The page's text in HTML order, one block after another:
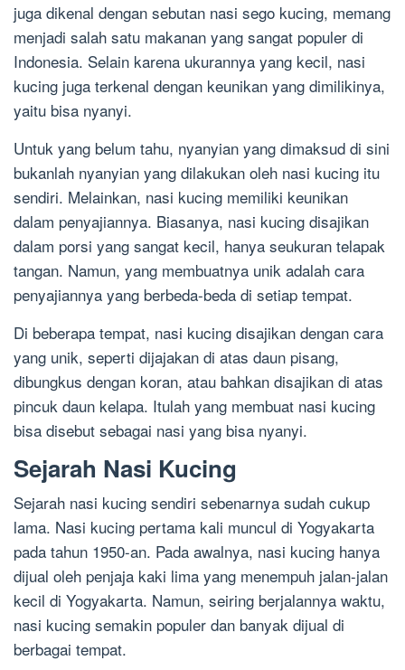
juga dikenal dengan sebutan nasi sego kucing, memang
menjadi salah satu makanan yang sangat populer di
Indonesia. Selain karena ukurannya yang kecil, nasi
kucing juga terkenal dengan keunikan yang dimilikinya,
yaitu bisa nyanyi.
Untuk yang belum tahu, nyanyian yang dimaksud di sini
bukanlah nyanyian yang dilakukan oleh nasi kucing itu
sendiri. Melainkan, nasi kucing memiliki keunikan
dalam penyajiannya. Biasanya, nasi kucing disajikan
dalam porsi yang sangat kecil, hanya seukuran telapak
tangan. Namun, yang membuatnya unik adalah cara
penyajiannya yang berbeda-beda di setiap tempat.
Di beberapa tempat, nasi kucing disajikan dengan cara
yang unik, seperti dijajakan di atas daun pisang,
dibungkus dengan koran, atau bahkan disajikan di atas
pincuk daun kelapa. Itulah yang membuat nasi kucing
bisa disebut sebagai nasi yang bisa nyanyi.
Sejarah Nasi Kucing
Sejarah nasi kucing sendiri sebenarnya sudah cukup
lama. Nasi kucing pertama kali muncul di Yogyakarta
pada tahun 1950-an. Pada awalnya, nasi kucing hanya
dijual oleh penjaja kaki lima yang menempuh jalan-jalan
kecil di Yogyakarta. Namun, seiring berjalannya waktu,
nasi kucing semakin populer dan banyak dijual di
berbagai tempat.